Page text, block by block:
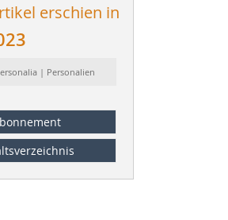
erschien in
| Personalien